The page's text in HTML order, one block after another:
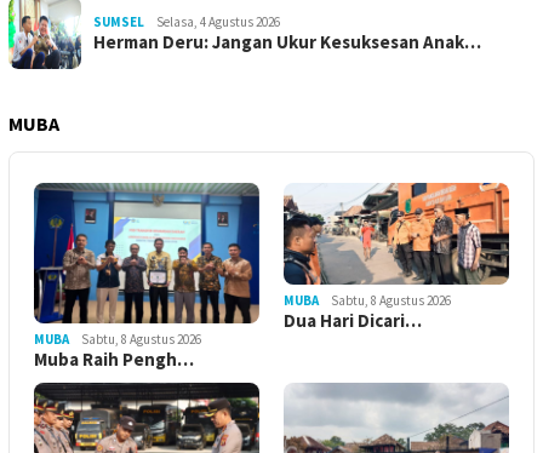
SUMSEL Selasa, 4 Agustus 2026
Herman Deru: Jangan Ukur Kesuksesan Anak…
MUBA
MUBA Sabtu, 8 Agustus 2026
Muba Raih Pengh…
MUBA Sabtu, 8 Agustus 2026
Dua Hari Dicari…